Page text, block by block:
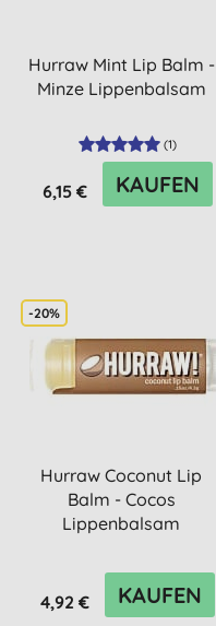
Hurraw Mint Lip Balm -
Minze Lippenbalsam
(1)
6,15 € KAUFEN
-20%
Hurraw Coconut Lip
Balm - Cocos
Lippenbalsam
4,92 € KAUFEN